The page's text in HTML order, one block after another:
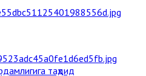
таҳдид